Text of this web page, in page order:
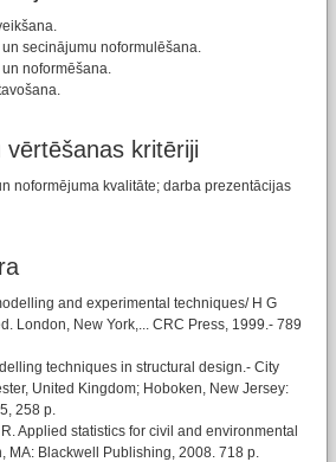
secinājumu noformulēšana.
noformēšana.
kritēriji
noformējuma kvalitāte; darba prezentācijas
and experimental techniques/ H G
London, New York,... CRC Press, 1999.- 789
techniques in structural design.- City
United Kingdom; Hoboken, New Jersey:
258 p.
Applied statistics for civil and environmental
MA: Blackwell Publishing, 2008. 718 p.